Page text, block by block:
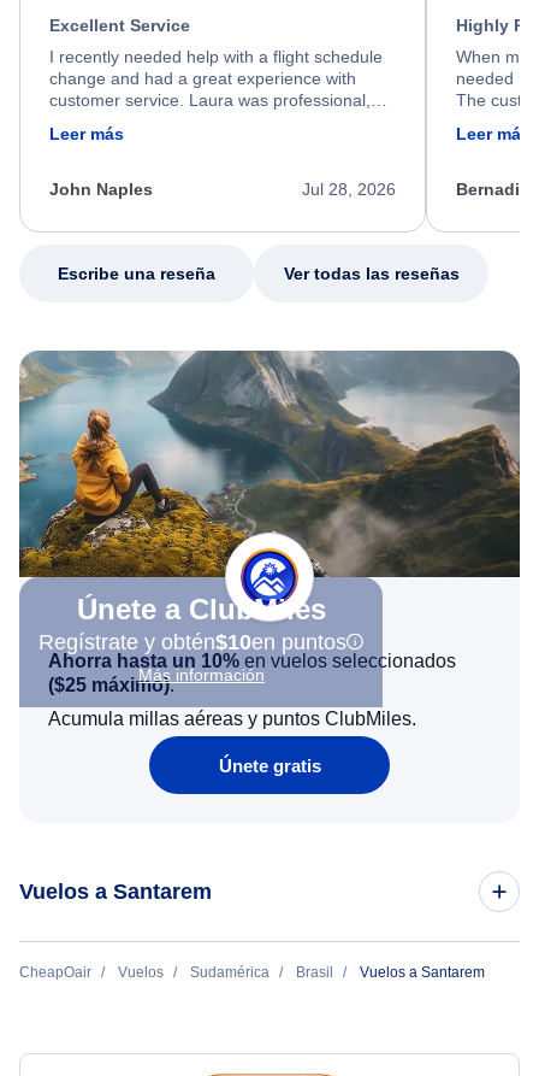
Excellent Service
I recently needed help with a flight schedule
change and had a great experience with
customer service. Laura was professional,
friendly, and very helpful throughout the
process. She quickly found a solution and
appreciate her excellent service.
Leer más
Jul 28, 2026
John Naples
Highly
When my
needed
The
calm,
my issue.
Leer más
Escribe una reseña Ver todas las reseñas
Únete a ClubMiles
Regístrate y obtén$10en puntos
Más información
Ahorra hasta un 10% en vuelos seleccionados
($25 máximo).
Acumula millas aéreas y puntos ClubMiles.
Únete gratis
Vuelos a Santarem
Vuelos de Belem a Santarem
CheapOair Vuelos Sudamérica Brasil Vuelos a Santarem